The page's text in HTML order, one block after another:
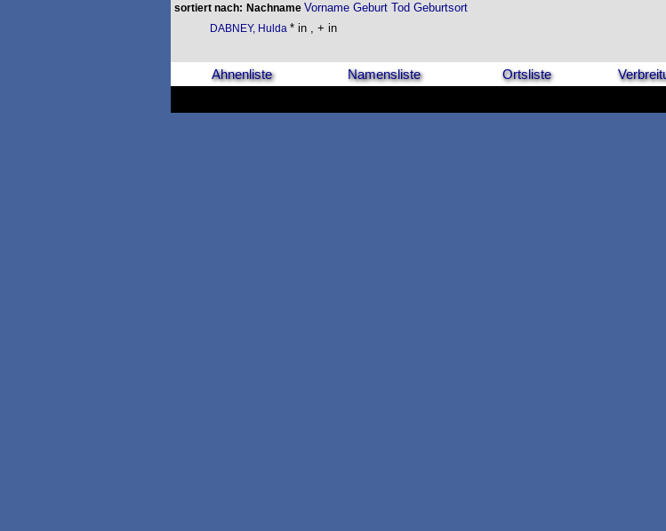
sortiert nach: Nachname Vorname Geburt Tod Geburtsort
DABNEY, Hulda * in , + in
Ahnenliste Namensliste Ortsliste